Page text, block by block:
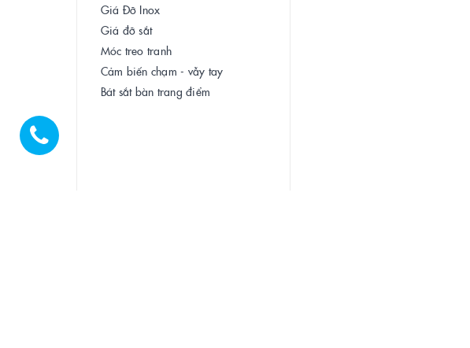
Giá Đỡ Inox
Giá đỡ sắt
Móc treo tranh
Cảm biến chạm - vẫy tay
Bát sắt bàn trang điểm